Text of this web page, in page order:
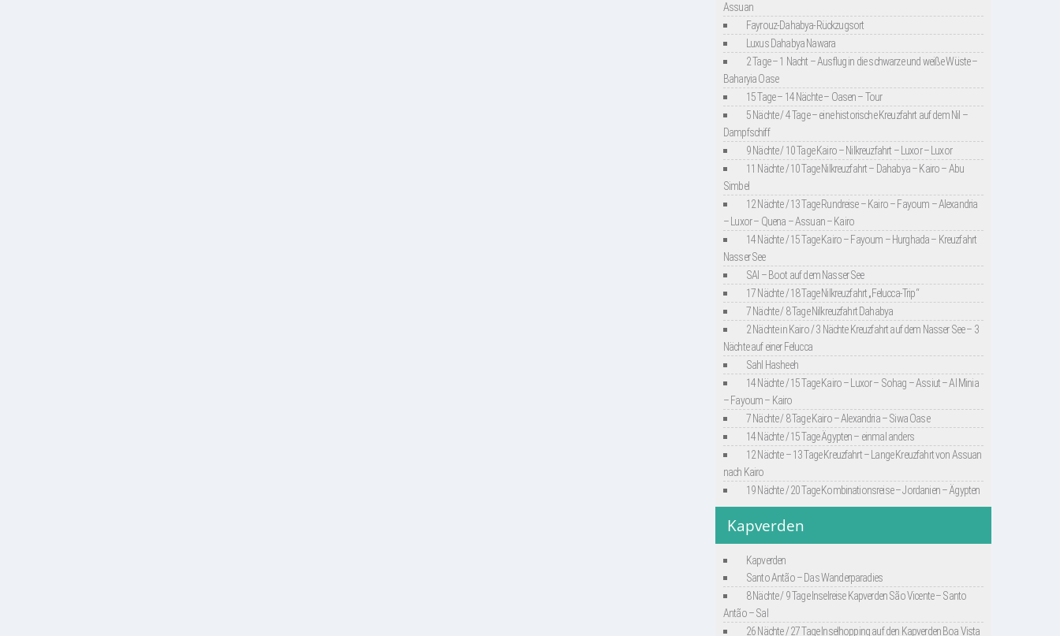
Assuan
Fayrouz-Dahabya-Rückzugsort
Luxus Dahabya Nawara
2 Tage – 1 Nacht – Ausflug in die schwarze und weiße Wüste –
Baharyia Oase
15 Tage – 14 Nächte – Oasen – Tour
5 Nächte / 4 Tage – eine historische Kreuzfahrt auf dem Nil –
Dampfschiff
9 Nächte / 10 Tage Kairo – Nilkreuzfahrt – Luxor – Luxor
11 Nächte / 10 Tage Nilkreuzfahrt – Dahabya – Kairo – Abu
Simbel
12 Nächte / 13 Tage Rundreise – Kairo – Fayoum – Alexandria
– Luxor – Quena – Assuan – Kairo
14 Nächte / 15 Tage Kairo – Fayoum – Hurghada – Kreuzfahrt
Nasser See
SAI – Boot auf dem Nasser See
17 Nächte / 18 Tage Nilkreuzfahrt „Felucca-Trip“
7 Nächte / 8 Tage Nilkreuzfahrt Dahabya
2 Nächte in Kairo / 3 Nächte Kreuzfahrt auf dem Nasser See – 3
Nächte auf einer Felucca
Sahl Hasheeh
14 Nächte / 15 Tage Kairo – Luxor – Sohag – Assiut – Al Minia
– Fayoum – Kairo
7 Nächte / 8 Tage Kairo – Alexandria – Siwa Oase
14 Nächte / 15 Tage Ägypten – einmal anders
12 Nächte – 13 Tage Kreuzfahrt – Lange Kreuzfahrt von Assuan
nach Kairo
19 Nächte / 20 Tage Kombinationsreise – Jordanien – Ägypten
Kapverden
Kapverden
Santo Antão – Das Wanderparadies
8 Nächte / 9 Tage Inselreise Kapverden São Vicente – Santo
Antão – Sal
26 Nächte / 27 Tage Inselhopping auf den Kapverden Boa Vista